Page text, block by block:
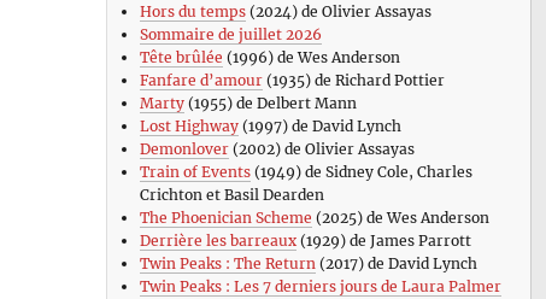
Hors du temps(2024) de Olivier Assayas
Sommaire de juillet 2026
Tête brûlée (1996) de Wes Anderson
Fanfare d’amour(1935) de Richard Pottier
Marty(1955) de Delbert Mann
Lost Highway(1997) de David Lynch
Demonlover(2002) de Olivier Assayas
Train of Events(1949) de Sidney Cole, Charles
Crichton et Basil Dearden
The Phoenician Scheme (2025) de Wes Anderson
Derrière les barreaux(1929) de James Parrott
Twin Peaks : The Return(2017) de David Lynch
Twin Peaks : Les 7 derniers jours de Laura Palmer